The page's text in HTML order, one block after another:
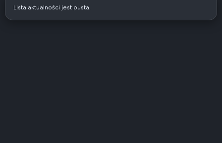
Lista aktualności jest pusta.